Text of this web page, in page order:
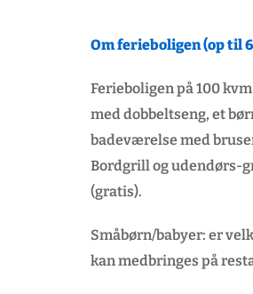
Om ferieboligen (op til
Ferieboligen på 100
med dobbeltseng, et
badeværelse med
Bordgrill og udendørs-
(gratis).
Småbørn/babyer: er
kan medbringes på